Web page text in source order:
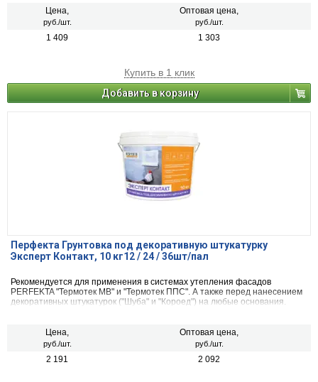
Цена,
руб./шт.
Оптовая цена,
руб./шт.
1 409 1 303
Купить в 1 клик
Добавить в корзину
Перфекта Грунтовка под декоративную штукатурку
Эксперт Контакт, 10 кг12 / 24 / 36шт/пал
Рекомендуется для применения в системах утепления фасадов
PERFEKTA "Термотек МВ" и "Термотек ППС". А также перед нанесением
декоративных штукатурок ("Шуба" и "Короед") на любые основания.
Цена,
руб./шт.
Оптовая цена,
руб./шт.
2 191 2 092